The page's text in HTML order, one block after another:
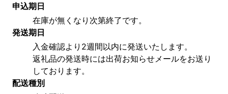
申込期日
在庫が無くなり次第終了です。
発送期日
入金確認より2週間以内に発送いたします。
返礼品の発送時には出荷お知らせメールをお送り
しております。
配送種別